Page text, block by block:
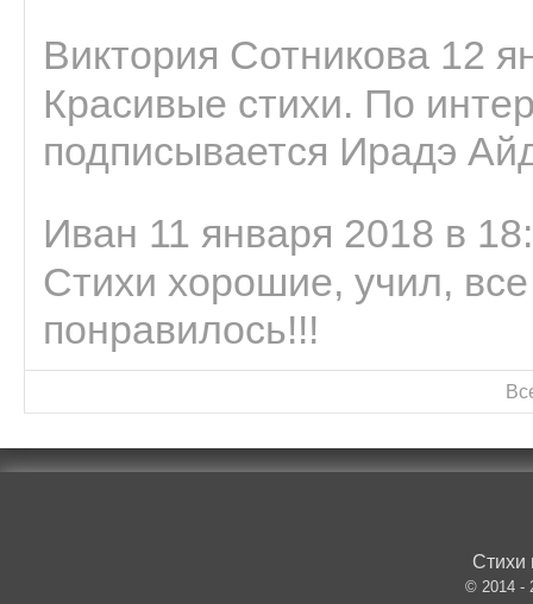
Виктория Сотникова 12
Красивые стихи. По
подписывается Ирадэ
Иван 11 января 2018 в
Стихи хорошие, учил,
понравилось!!!
Стихи
© 2014 -